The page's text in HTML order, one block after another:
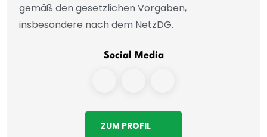
gemäß den gesetzlichen Vorgaben,
insbesondere nach dem NetzDG.
Social Media
ZUM PROFIL